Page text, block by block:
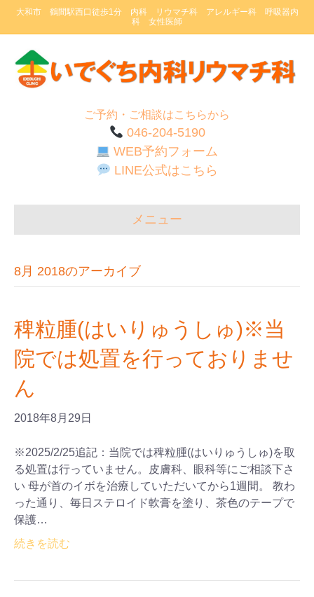
大和市 鶴間駅西口徒歩1分 内科 リウマチ科 アレルギー科 呼吸器内
科 女性医師
ご予約・ご相談はこちらから
046-204-5190
WEB予約フォーム
LINE公式はこちら
メニュー
8月 2018のアーカイブ
稗粒腫(はいりゅうしゅ)※当
院では処置を行っておりませ
ん
2018年8月29日
※2025/2/25追記：当院では稗粒腫(はいりゅうしゅ)を取
る処置は行っていません。皮膚科、眼科等にご相談下さ
い 母が首のイボを治療していただいてから1週間。 教わ
った通り、毎日ステロイド軟膏を塗り、茶色のテープで
保護…
続きを読む